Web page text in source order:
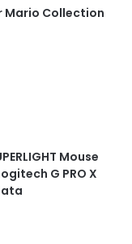
Mario Collection
Mouse
G PRO X